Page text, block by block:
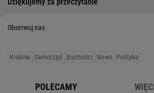
Obserwuj nas
Kraków Samorząd Burmistrz News Polityka
POLECAMY